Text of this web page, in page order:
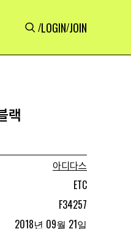
/LOGIN/JOIN
랙
아디다스
ETC
F34257
2018년 09월 21일